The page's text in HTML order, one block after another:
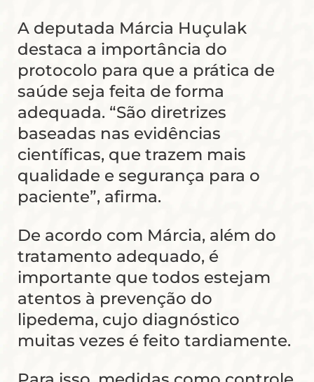
A deputada Márcia Huçulak
destaca a importância do
protocolo para que a prática de
saúde seja feita de forma
adequada. “São diretrizes
baseadas nas evidências
científicas, que trazem mais
qualidade e segurança para o
paciente”, afirma.
De acordo com Márcia, além do
tratamento adequado, é
importante que todos estejam
atentos à prevenção do
lipedema, cujo diagnóstico
muitas vezes é feito tardiamente.